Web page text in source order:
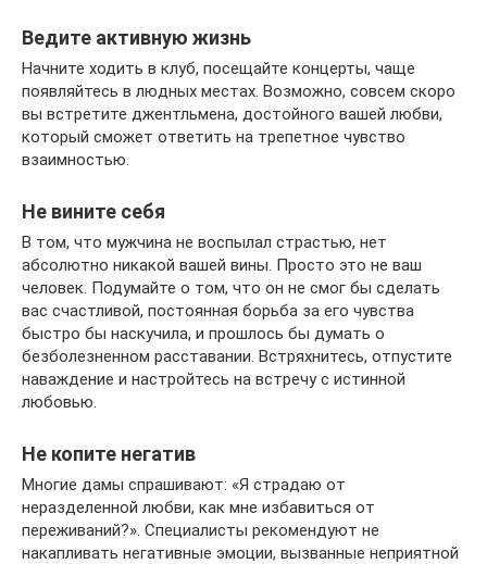
Ведите активную жизнь
Начните ходить в клуб, посещайте концерты, чаще
появляйтесь в людных местах. Возможно, совсем скоро
вы встретите джентльмена, достойного вашей любви,
который сможет ответить на трепетное чувство
взаимностью.
Не вините себя
В том, что мужчина не воспылал страстью, нет
абсолютно никакой вашей вины. Просто это не ваш
человек. Подумайте о том, что он не смог бы сделать
вас счастливой, постоянная борьба за его чувства
быстро бы наскучила, и прошлось бы думать о
безболезненном расставании. Встряхнитесь, отпустите
наваждение и настройтесь на встречу с истинной
любовью.
Не копите негатив
Многие дамы спрашивают: «Я страдаю от
неразделенной любви, как мне избавиться от
переживаний?». Специалисты рекомендуют не
накапливать негативные эмоции, вызванные неприятной